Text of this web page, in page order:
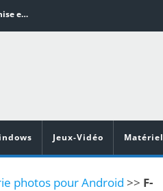
Word en PDF : les outils qui respectent la mise en page
Vidéoprojecteurs Asus : Top 6 des meilleurs modèles de la marque
Jeux-Vidéo Matériel
photos pour Android >> F-